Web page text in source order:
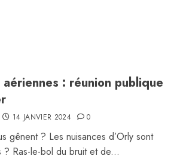
aériennes : réunion publique
14 JANVIER 2024 0
gênent ? Les nuisances d’Orly sont
? Ras-le-bol du bruit et de...